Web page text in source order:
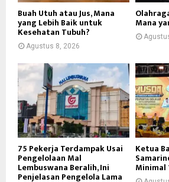
Buah Utuh atau Jus, Mana
yang Lebih Baik untuk
Kesehatan Tubuh?
Agustus 8, 2026
Mana
75 Pekerja Terdampak Usai
Pengelolaan Mal
Lembuswana Beralih, Ini
Penjelasan Pengelola Lama
Ketua
Minimal